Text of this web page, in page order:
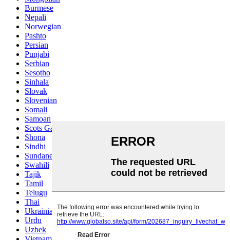
Burmese
Nepali
Norwegian
Pashto
Persian
Punjabi
Serbian
Sesotho
Sinhala
Slovak
Slovenian
Somali
Samoan
Scots Gaelic
Shona
Sindhi
Sundanese
Swahili
Tajik
Tamil
Telugu
Thai
Ukrainian
Urdu
Uzbek